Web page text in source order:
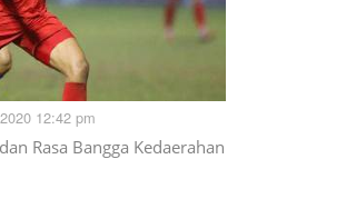
12:42 pm
Rasa Bangga Kedaerahan